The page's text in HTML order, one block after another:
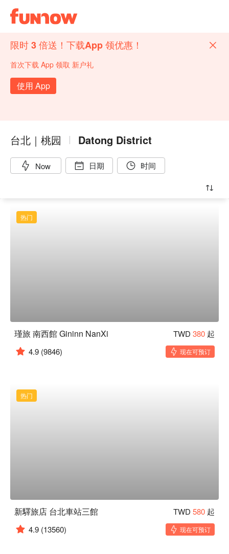
限时 3 倍送！下载App 领优惠！
首次下载 App 领取 新户礼
使用 App
台北｜桃园 Datong District
Now 日期 时间
热门
瑾旅 南西館 Gininn NanXi TWD 380 起
4.9 (9846) 现在可预订
热门
新驛旅店 台北車站三館 TWD 580 起
4.9 (13560) 现在可预订